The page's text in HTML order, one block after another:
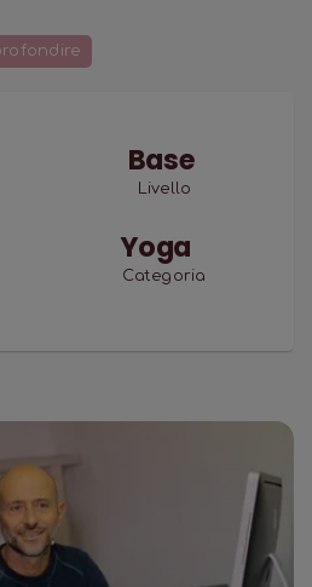
quello di incontrare noi
Base
Livello
Yoga
Categoria